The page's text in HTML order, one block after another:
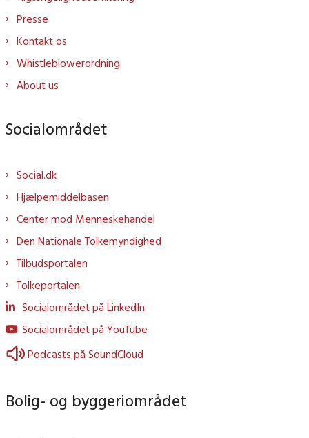
Presse
Kontakt os
Whistleblowerordning
About us
Socialområdet
Social.dk
Hjælpemiddelbasen
Center mod Menneskehandel
Den Nationale Tolkemyndighed
Tilbudsportalen
Tolkeportalen
Socialområdet på LinkedIn
Socialområdet på YouTube
Podcasts på SoundCloud
Bolig- og byggeriområdet